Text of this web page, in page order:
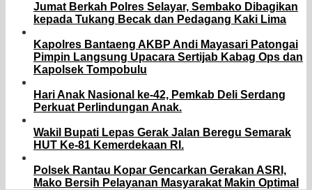
Jumat Berkah Polres Selayar, Sembako Dibagikan
kepada Tukang Becak dan Pedagang Kaki Lima
Kapolres Bantaeng AKBP Andi Mayasari Patongai
Pimpin Langsung Upacara Sertijab Kabag Ops dan
Kapolsek Tompobulu
Hari Anak Nasional ke-42, Pemkab Deli Serdang
Perkuat Perlindungan Anak.
Wakil Bupati Lepas Gerak Jalan Beregu Semarak
HUT Ke-81 Kemerdekaan RI.
Polsek Rantau Kopar Gencarkan Gerakan ASRI,
Mako Bersih Pelayanan Masyarakat Makin Optimal